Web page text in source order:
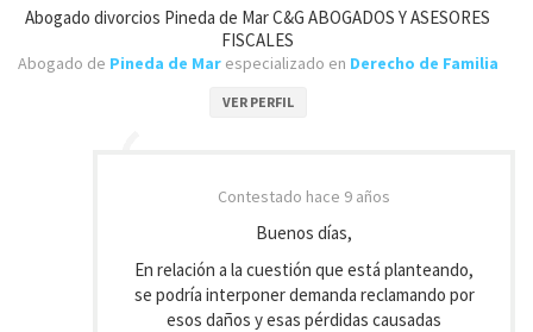
Abogado divorcios Pineda de Mar C&G ABOGADOS Y ASESORES
FISCALES
Abogado de Pineda de Marespecializado en Derecho de Familia
VER PERFIL
Contestado hace 9 años
Buenos días,
En relación a la cuestión que está planteando,
se podría interponer demanda reclamando por
esos daños y esas pérdidas causadas